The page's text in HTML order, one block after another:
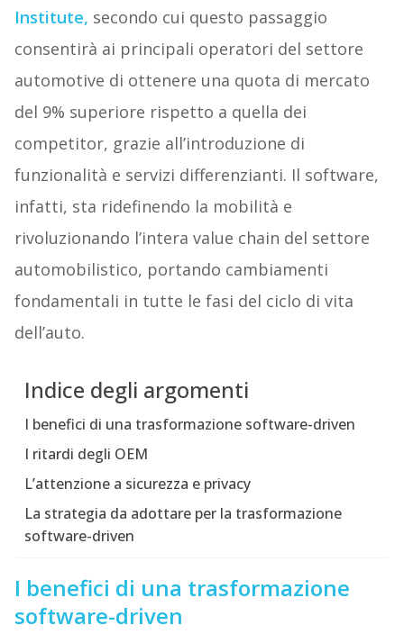
Institute, secondo cui questo passaggio
consentirà ai principali operatori del settore
automotive di ottenere una quota di mercato
del 9% superiore rispetto a quella dei
competitor, grazie all’introduzione di
funzionalità e servizi differenzianti. Il software,
infatti, sta ridefinendo la mobilità e
rivoluzionando l’intera value chain del settore
automobilistico, portando cambiamenti
fondamentali in tutte le fasi del ciclo di vita
dell’auto.
Indice degli argomenti
I benefici di una trasformazione software-driven
I ritardi degli OEM
L’attenzione a sicurezza e privacy
La strategia da adottare per la trasformazione
software-driven
I benefici di una trasformazione
software-driven